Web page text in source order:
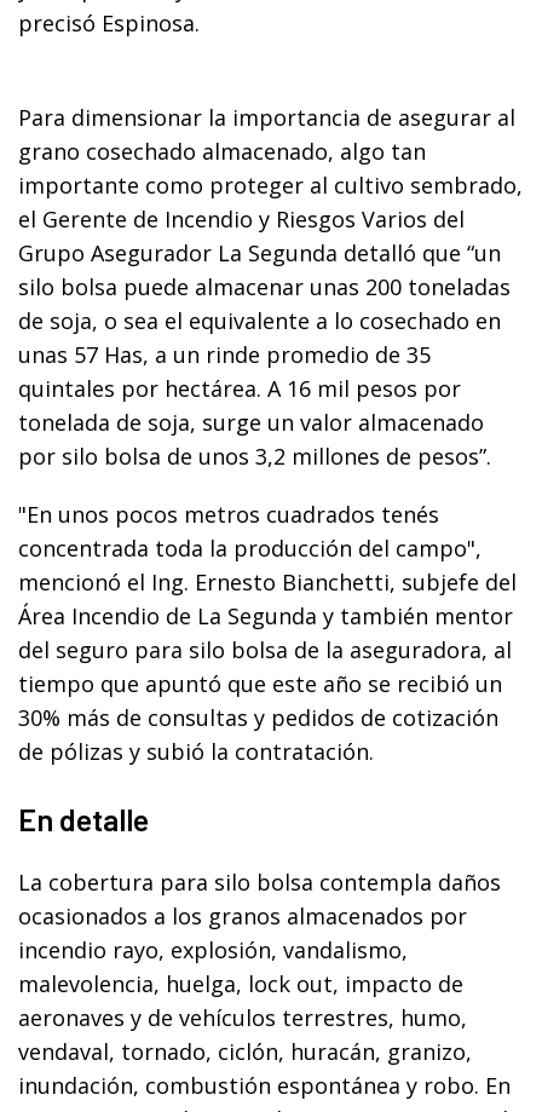
precisó Espinosa.
Para dimensionar la importancia de asegurar al
grano cosechado almacenado, algo tan
importante como proteger al cultivo sembrado,
el Gerente de Incendio y Riesgos Varios del
Grupo Asegurador La Segunda detalló que “un
silo bolsa puede almacenar unas 200 toneladas
de soja, o sea el equivalente a lo cosechado en
unas 57 Has, a un rinde promedio de 35
quintales por hectárea. A 16 mil pesos por
tonelada de soja, surge un valor almacenado
por silo bolsa de unos 3,2 millones de pesos”.
"En unos pocos metros cuadrados tenés
concentrada toda la producción del campo",
mencionó el Ing. Ernesto Bianchetti, subjefe del
Área Incendio de La Segunda y también mentor
del seguro para silo bolsa de la aseguradora, al
tiempo que apuntó que este año se recibió un
30% más de consultas y pedidos de cotización
de pólizas y subió la contratación.
En detalle
La cobertura para silo bolsa contempla daños
ocasionados a los granos almacenados por
incendio rayo, explosión, vandalismo,
malevolencia, huelga, lock out, impacto de
aeronaves y de vehículos terrestres, humo,
vendaval, tornado, ciclón, huracán, granizo,
inundación, combustión espontánea y robo. En